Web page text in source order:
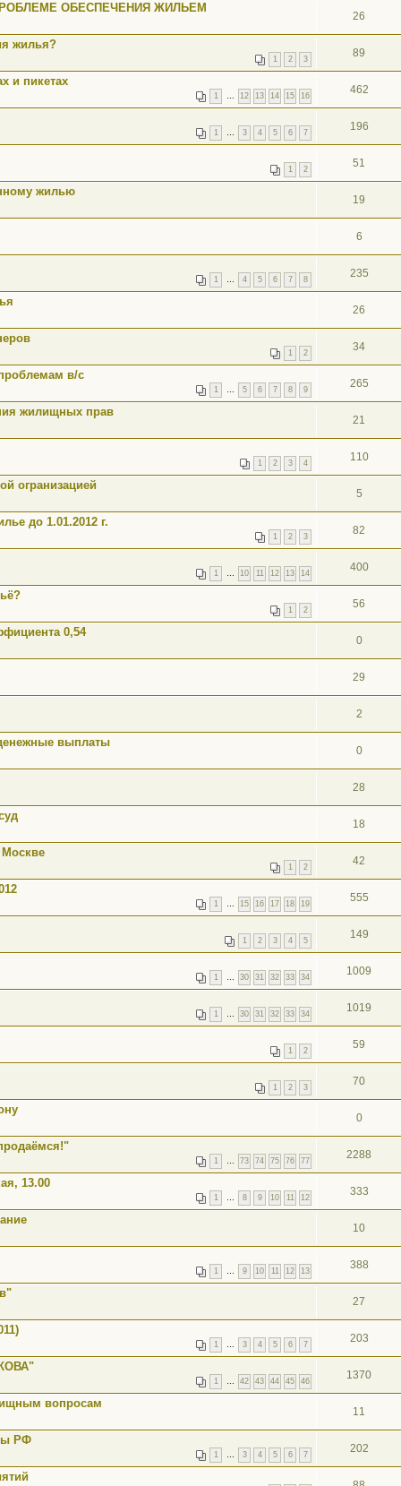
ОБЕСПЕЧЕНИЯ ЖИЛЬЕМ
26
жилья?
1 2 3 89
и пикетах
1 … 12 13 14 15 16 462
1 … 3 4 5 6 7 196
1 2 51
жилью
19
6
1 … 4 5 6 7 8 235
26
1 2 34
в/с
1 … 5 6 7 8 9 265
жилищных прав
21
1 2 3 4 110
огранизацией
5
до 1.01.2012 г.
1 2 3 82
1 … 10 11 12 13 14 400
1 2 56
0,54
0
29
2
выплаты
0
28
18
1 2 42
1 … 15 16 17 18 19 555
1 2 3 4 5 149
1 … 30 31 32 33 34 1009
1 … 30 31 32 33 34 1019
1 2 59
1 2 3 70
0
1 … 73 74 75 76 77 2288
13.00
1 … 8 9 10 11 12 333
10
1 … 9 10 11 12 13 388
27
1 … 3 4 5 6 7 203
1 … 42 43 44 45 46 1370
вопросам
11
РФ
1 … 3 4 5 6 7 202